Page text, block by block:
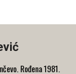
Rođena 1981.